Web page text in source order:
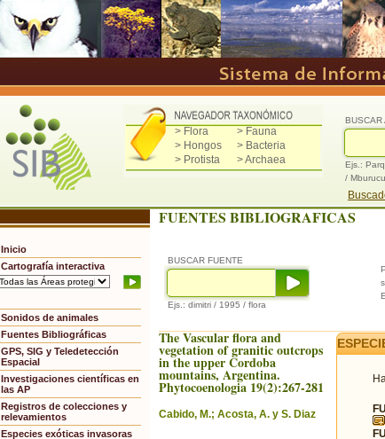
> Flora
> Fauna
> Hongos
> Bacteria
> Protista
> Archaea
BUSCAR
Ejs.:
/
Inicio
Cartografía interactiva
Sonidos de animales
Fuentes Bibliográficas
GPS, SIG y Teledetección
Espacial
Investigaciones científicas en
las AP
Registros de colecciones y
relevamientos
Especies exóticas invasoras
FUENTES BIBLIOGRAFICAS
BUSCAR FUENTE
Ejs.: dimitri / 1995 / flora
The Vascular flora and
vegetation of granitic outcrops
in the upper Cordoba
mountains, Argentina.
Phytocoenologia 19(2):267-281
Cabido, M.; Acosta, A. y S. Diaz